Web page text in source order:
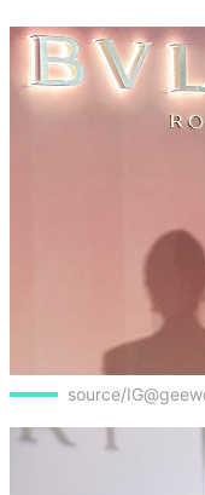
source/